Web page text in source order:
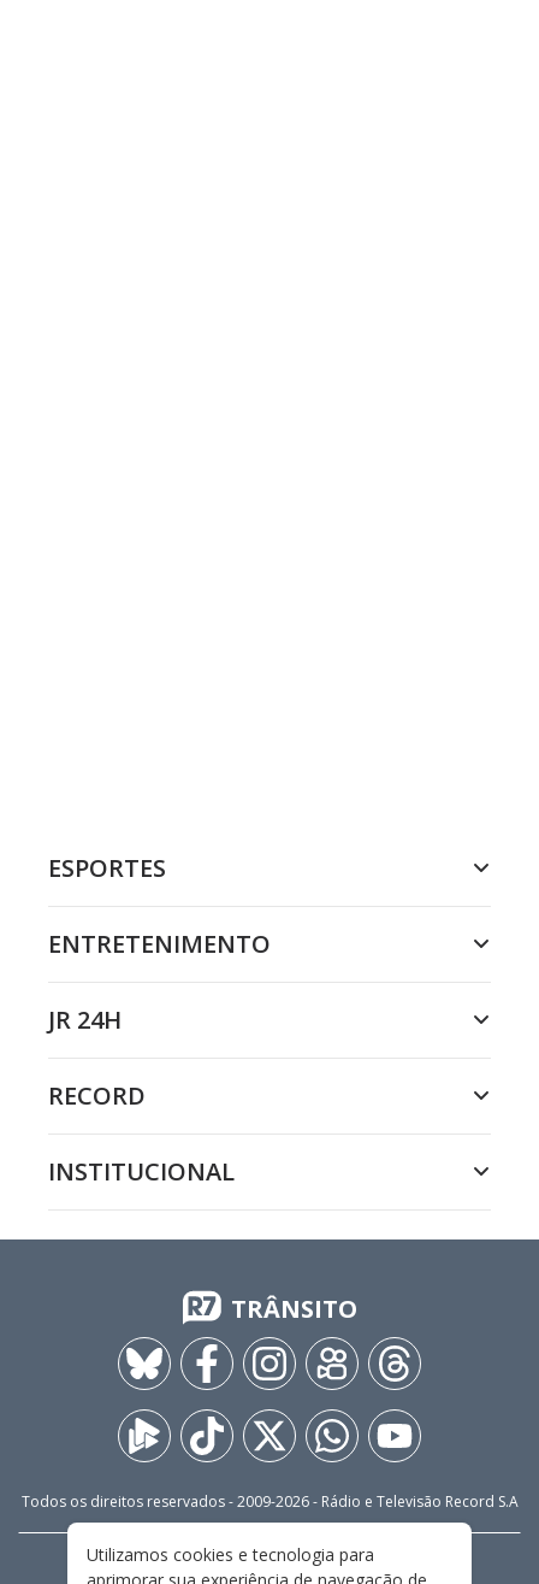
ESPORTES
ENTRETENIMENTO
JR 24H
RECORD
INSTITUCIONAL
TRÂNSITO
Todos os direitos reservados - 2009-2026- Rádio e Televisão Record S.A
FALE CONOSCO PRIVACIDADE
Utilizamos cookies e tecnologia para